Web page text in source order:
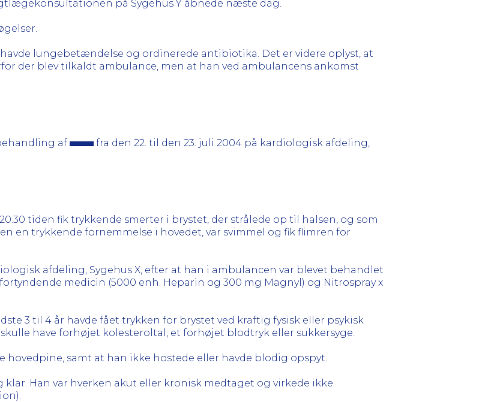
på Sygehus Y åbnede næste dag.
havde lungebetændelse og ordinerede antibiotika. Det er videre oplyst, at
der blev tilkaldt ambulance, men at han ved ambulancens ankomst
af
fra den 22. til den 23. juli 2004 på kardiologisk afdeling,
tiden fik trykkende smerter i brystet, der strålede op til halsen, og som
en trykkende fornemmelse i hovedet, var svimmel og fik flimren for
afdeling, Sygehus X, efter at han i ambulancen var blevet behandlet
medicin (5000 enh. Heparin og 300 mg Magnyl) og Nitrospray x
3 til 4 år havde fået trykken for brystet ved kraftig fysisk eller psykisk
have forhøjet kolesteroltal, et forhøjet blodtryk eller sukkersyge.
hovedpine, samt at han ikke hostede eller havde blodig opspyt.
Han var hverken akut eller kronisk medtaget og virkede ikke